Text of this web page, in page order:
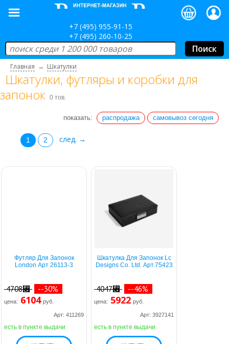
+7 (495) 955-91-15
+7 (495) 260-10-25
Главная → Шкатулки
Шкатулки, футляры и коробки для
запонок 0 тов.
показать: распродажа самовывоз сегодня
1 2 след. →
Футляр Для Запонок
London Арт 26113-3
4708⃏ --30%
цена: 6104 руб.
Арт: 411269
есть в пункте выдачи
Шкатулка Для Запонок Lc
Designs Co. Ltd. Арт.75423
4047⃏ --46%
цена: 5922 руб.
Арт: 3927141
есть в пункте выдачи